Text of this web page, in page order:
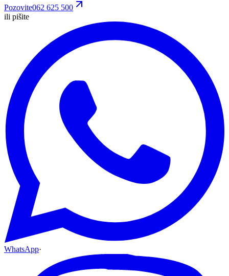
Pozovite062 625 500
ili pišite
WhatsApp·